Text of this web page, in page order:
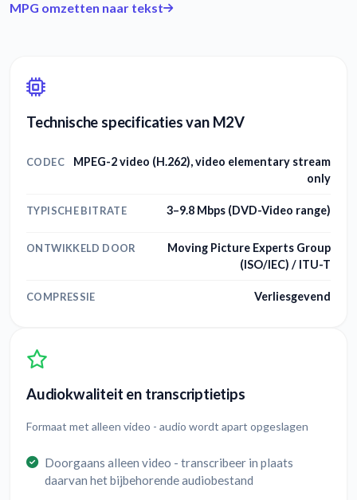
MPG omzetten naar tekst
Technische specificaties van M2V
CODEC
MPEG-2 video (H.262), video elementary stream
only
TYPISCHE BITRATE 3–9.8 Mbps (DVD-Video range)
ONTWIKKELD DOOR
Moving Picture Experts Group
(ISO/IEC) / ITU-T
COMPRESSIE Verliesgevend
Audiokwaliteit en transcriptietips
Formaat met alleen video - audio wordt apart opgeslagen
Doorgaans alleen video - transcribeer in plaats
daarvan het bijbehorende audiobestand